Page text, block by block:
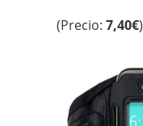
(Precio: 7,40€)